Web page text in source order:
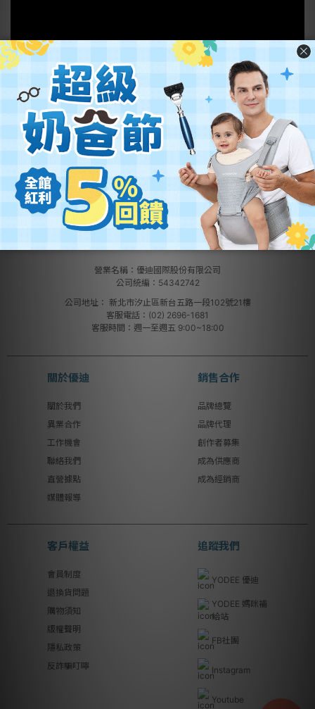
營業名稱：優迪國際股份有限公司
公司統編：54342742
公司地址： 新北市汐止區新台五路一段102號21樓
客服電話：(02) 2696-1681
客服時間：週一至週五 9:00~18:00
關於優迪
關於我們
異業合作
工作機會
聯絡我們
直營據點
媒體報導
銷售合作
品牌總覽
品牌代理
創作者募集
成為供應商
成為經銷商
客戶權益
會員制度
退換貨問題
購物須知
版權聲明
隱私政策
反詐騙叮嚀
追蹤我們
YODEE 優迪
YODEE 媽咪補
給站
FB社團
Instagram
Youtube